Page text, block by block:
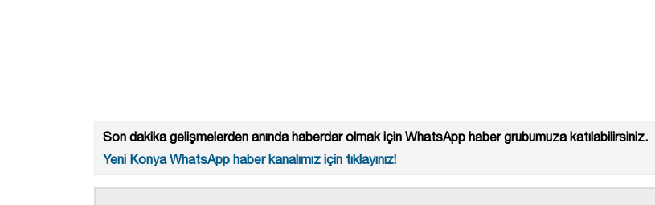
Son dakika gelişmelerden anında haberdar olmak için WhatsApp haber grubumuza katılabilirsiniz.
Yeni Konya WhatsApp haber kanalımız için tıklayınız!